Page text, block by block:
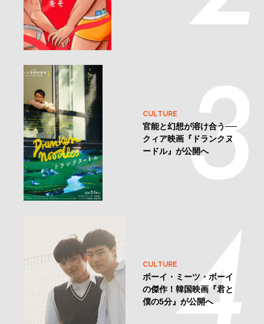
CULTURE
官能と幻想が溶け合う──
クィア映画『ドランクヌ
ードル』が公開へ
CULTURE
ボーイ・ミーツ・ボーイ
の傑作！韓国映画『君と
僕の5分』が公開へ